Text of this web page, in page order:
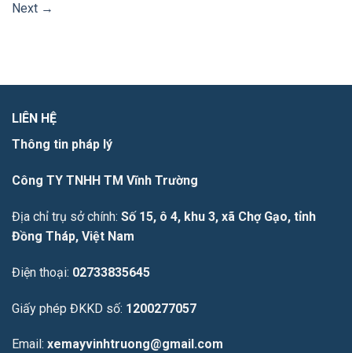
Next →
LIÊN HỆ
Thông tin pháp lý
Công TY TNHH TM Vĩnh Trường
Địa chỉ trụ sở chính: Số 15, ô 4, khu 3, xã Chợ Gạo, tỉnh
Đồng Tháp, Việt Nam
Điện thoại: 02733835645
Giấy phép ĐKKD số: 1200277057
Email: xemayvinhtruong@gmail.com